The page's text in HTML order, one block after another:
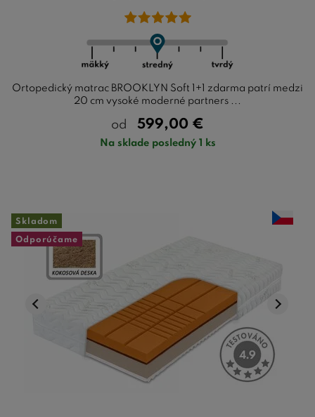
Ortopedický matrac BROOKLYN Soft 1+1 zdarma patrí medzi
20 cm vysoké moderné partners ...
od 599,00 €
Na sklade posledný 1 ks
Skladom
Odporúčame